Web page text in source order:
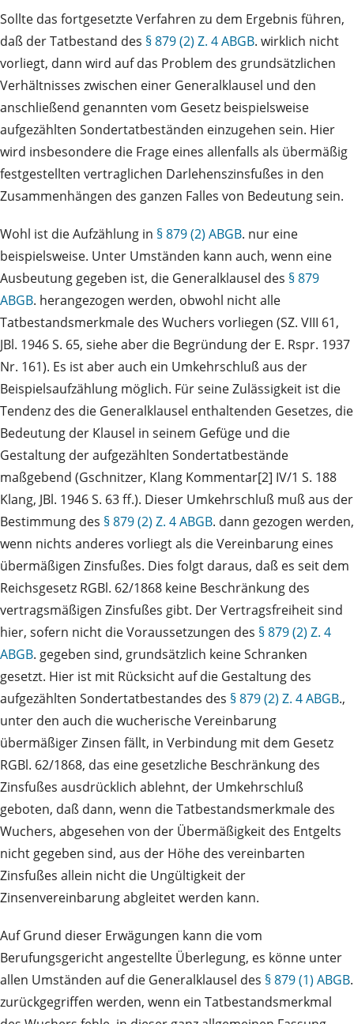
Sollte das fortgesetzte Verfahren zu dem Ergebnis führen,
daß der Tatbestand des § 879 (2) Z. 4 ABGB. wirklich nicht
vorliegt, dann wird auf das Problem des grundsätzlichen
Verhältnisses zwischen einer Generalklausel und den
anschließend genannten vom Gesetz beispielsweise
aufgezählten Sondertatbeständen einzugehen sein. Hier
wird insbesondere die Frage eines allenfalls als übermäßig
festgestellten vertraglichen Darlehenszinsfußes in den
Zusammenhängen des ganzen Falles von Bedeutung sein.
Wohl ist die Aufzählung in § 879 (2) ABGB. nur eine
beispielsweise. Unter Umständen kann auch, wenn eine
Ausbeutung gegeben ist, die Generalklausel des § 879
ABGB. herangezogen werden, obwohl nicht alle
Tatbestandsmerkmale des Wuchers vorliegen (SZ. VIII 61,
JBl. 1946 S. 65, siehe aber die Begründung der E. Rspr. 1937
Nr. 161). Es ist aber auch ein Umkehrschluß aus der
Beispielsaufzählung möglich. Für seine Zulässigkeit ist die
Tendenz des die Generalklausel enthaltenden Gesetzes, die
Bedeutung der Klausel in seinem Gefüge und die
Gestaltung der aufgezählten Sondertatbestände
maßgebend (Gschnitzer, Klang Kommentar[2] IV/1 S. 188
Klang, JBl. 1946 S. 63 ff.). Dieser Umkehrschluß muß aus der
Bestimmung des § 879 (2) Z. 4 ABGB. dann gezogen werden,
wenn nichts anderes vorliegt als die Vereinbarung eines
übermäßigen Zinsfußes. Dies folgt daraus, daß es seit dem
Reichsgesetz RGBl. 62/1868 keine Beschränkung des
vertragsmäßigen Zinsfußes gibt. Der Vertragsfreiheit sind
hier, sofern nicht die Voraussetzungen des § 879 (2) Z. 4
ABGB. gegeben sind, grundsätzlich keine Schranken
gesetzt. Hier ist mit Rücksicht auf die Gestaltung des
aufgezählten Sondertatbestandes des § 879 (2) Z. 4 ABGB.,
unter den auch die wucherische Vereinbarung
übermäßiger Zinsen fällt, in Verbindung mit dem Gesetz
RGBl. 62/1868, das eine gesetzliche Beschränkung des
Zinsfußes ausdrücklich ablehnt, der Umkehrschluß
geboten, daß dann, wenn die Tatbestandsmerkmale des
Wuchers, abgesehen von der Übermäßigkeit des Entgelts
nicht gegeben sind, aus der Höhe des vereinbarten
Zinsfußes allein nicht die Ungültigkeit der
Zinsenvereinbarung abgleitet werden kann.
Auf Grund dieser Erwägungen kann die vom
Berufungsgericht angestellte Überlegung, es könne unter
allen Umständen auf die Generalklausel des § 879 (1) ABGB.
zurückgegriffen werden, wenn ein Tatbestandsmerkmal